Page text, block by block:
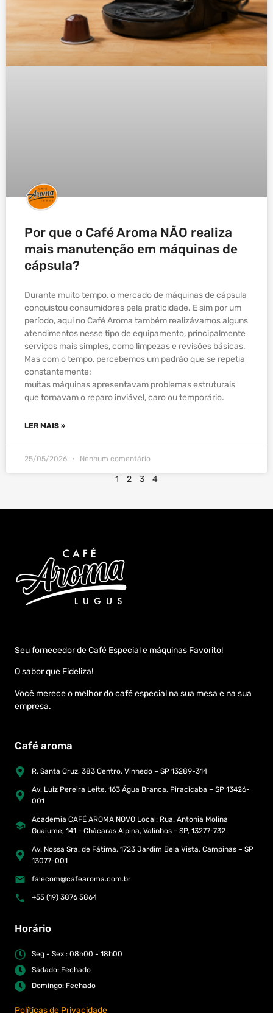
Por que o Café Aroma NÃO realiza
mais manutenção em máquinas de
cápsula?
Durante muito tempo, o mercado de máquinas de cápsula
conquistou consumidores pela praticidade. E sim por um
período, aqui no Café Aroma também realizávamos alguns
atendimentos nesse tipo de equipamento, principalmente
serviços mais simples, como limpezas e revisões básicas.
Mas com o tempo, percebemos um padrão que se repetia
constantemente:
muitas máquinas apresentavam problemas estruturais
que tornavam o reparo inviável, caro ou temporário.
LER MAIS »
25/05/2026 Nenhum comentário
1 2 3 4
Seu fornecedor de Café Especial e máquinas Favorito!
O sabor que Fideliza!
Você merece o melhor do café especial na sua mesa e na sua
empresa.
Café aroma
R. Santa Cruz, 383 Centro, Vinhedo – SP 13289-314
Av. Luiz Pereira Leite, 163 Água Branca, Piracicaba – SP 13426-
001
Academia CAFÉ AROMA NOVO Local: Rua. Antonia Molina
Guaiume, 141 - Chácaras Alpina, Valinhos - SP, 13277-732
Av. Nossa Sra. de Fátima, 1723 Jardim Bela Vista, Campinas – SP
13077-001
falecom@cafearoma.com.br
+55 (19) 3876 5864
Horário
Seg - Sex : 08h00 - 18h00
Sádado: Fechado
Domingo: Fechado
Políticas de Privacidade